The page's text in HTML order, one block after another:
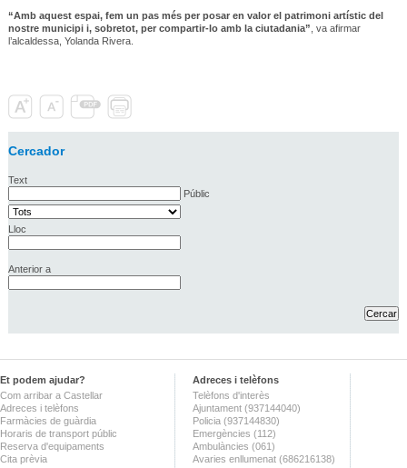
“Amb aquest espai, fem un pas més per posar en valor el patrimoni artístic del
nostre municipi i, sobretot, per compartir-lo amb la ciutadania” , va afirmar
l’alcaldessa, Yolanda Rivera.
Cercador
Text
Públic
Lloc
Anterior a
Et podem ajudar?
Com arribar a Castellar
Adreces i telèfons
Farmàcies de guàrdia
Horaris de transport públic
Reserva d'equipaments
Cita prèvia
Adreces i telèfons
Telèfons d'interès
Ajuntament (937144040)
Policia (937144830)
Emergències (112)
Ambulàncies (061)
Avaries enllumenat (686216138)